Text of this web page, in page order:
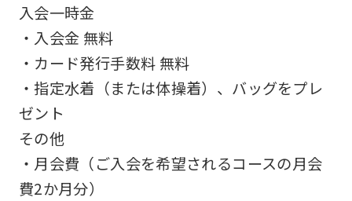
入会一時金
・入会金 無料
・カード発行手数料 無料
・指定水着（または体操着）、バッグをプレ
ゼント
その他
・月会費（ご入会を希望されるコースの月会
費2か月分）
ask
that
understand